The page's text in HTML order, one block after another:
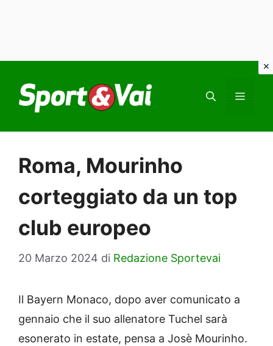
contenuto
Roma, Mourinho
corteggiato da un top
club europeo
20 Marzo 2024 di Redazione Sportevai
Il Bayern Monaco, dopo aver comunicato a
gennaio che il suo allenatore Tuchel sarà
esonerato in estate, pensa a Josè Mourinho.